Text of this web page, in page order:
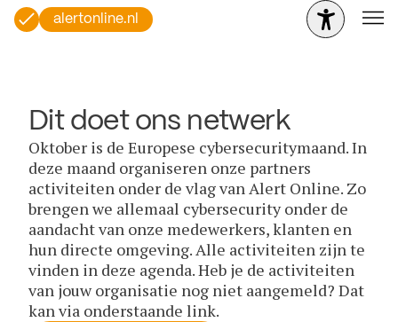
alertonline.nl
Dit doet ons netwerk
Oktober is de Europese cybersecuritymaand. In
deze maand organiseren onze partners
activiteiten onder de vlag van Alert Online. Zo
brengen we allemaal cybersecurity onder de
aandacht van onze medewerkers, klanten en
hun directe omgeving. Alle activiteiten zijn te
vinden in deze agenda. Heb je de activiteiten
van jouw organisatie nog niet aangemeld? Dat
kan via onderstaande link.